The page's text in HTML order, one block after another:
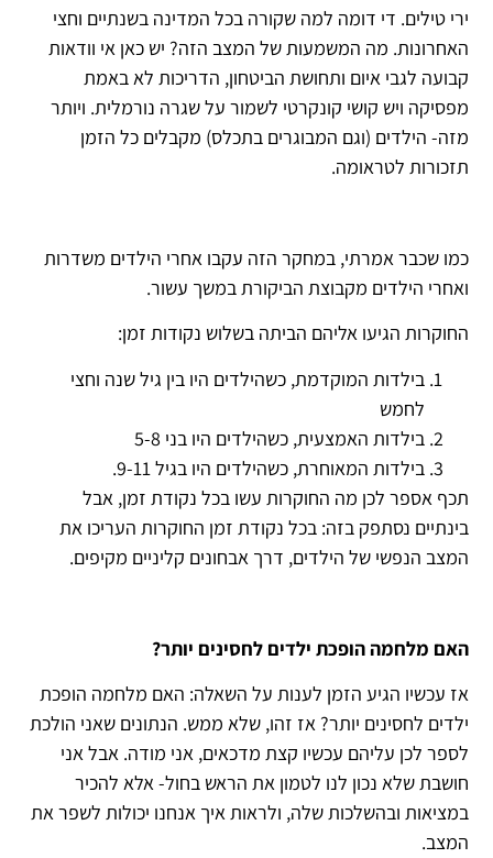
ירי טילים. די דומה למה שקורה בכל המדינה בשנתיים וחצי
האחרונות. מה המשמעות של המצב הזה? יש כאן אי וודאות
קבועה לגבי איום ותחושת הביטחון, הדריכות לא באמת
מפסיקה ויש קושי קונקרטי לשמור על שגרה נורמלית. ויותר
מזה- הילדים (וגם המבוגרים בתכלס) מקבלים כל הזמן
תזכורות לטראומה.
כמו שכבר אמרתי, במחקר הזה עקבו אחרי הילדים משדרות
ואחרי הילדים מקבוצת הביקורת במשך עשור.
החוקרות הגיעו אליהם הביתה בשלוש נקודות זמן:
בילדות המוקדמת, כשהילדים היו בין גיל שנה וחצי
לחמש
בילדות האמצעית, כשהילדים היו בני 5-8
בילדות המאוחרת, כשהילדים היו בגיל 9-11.
תכף אספר לכן מה החוקרות עשו בכל נקודת זמן, אבל
בינתיים נסתפק בזה: בכל נקודת זמן החוקרות העריכו את
המצב הנפשי של הילדים, דרך אבחונים קליניים מקיפים.
האם מלחמה הופכת ילדים לחסינים יותר?
אז עכשיו הגיע הזמן לענות על השאלה: האם מלחמה הופכת
ילדים לחסינים יותר? אז זהו, שלא ממש. הנתונים שאני הולכת
לספר לכן עליהם עכשיו קצת מדכאים, אני מודה. אבל אני
חושבת שלא נכון לנו לטמון את הראש בחול- אלא להכיר
במציאות ובהשלכות שלה, ולראות איך אנחנו יכולות לשפר את
המצב.